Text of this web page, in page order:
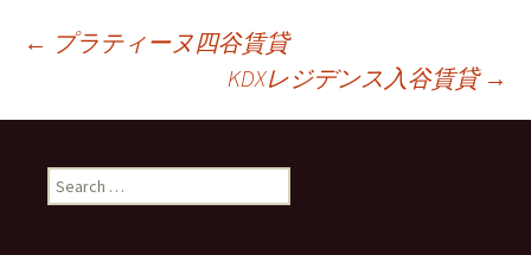
Post
navigation
← プラティーヌ四谷賃貸
KDXレジデンス入谷賃貸 →
e